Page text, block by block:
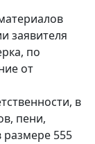
заявителя
по
от
в
пени,
555